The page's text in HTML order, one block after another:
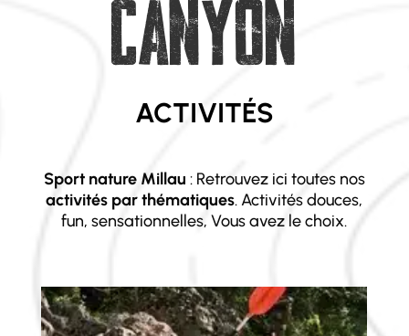
CANYON
ACTIVITÉS
Sport nature Millau : Retrouvez ici toutes nos
activités par thématiques. Activités douces,
fun, sensationnelles, Vous avez le choix.